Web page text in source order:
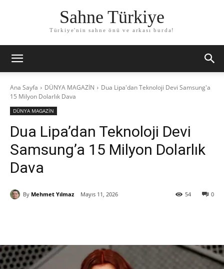
Sahne Türkiye
Türkiye'nin sahne önü ve arkası burda!
Ana Sayfa DÜNYA MAGAZİN
Dua Lipa'dan Teknoloji Devi Samsung'a
15 Milyon Dolarlık Dava
DÜNYA MAGAZİN
Dua Lipa’dan Teknoloji Devi
Samsung’a 15 Milyon Dolarlık
Dava
By Mehmet Yılmaz Mayıs 11, 2026 0
54